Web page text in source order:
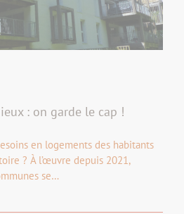
: on garde le cap !
en logements des habitants
? À l’œuvre depuis 2021,
se…